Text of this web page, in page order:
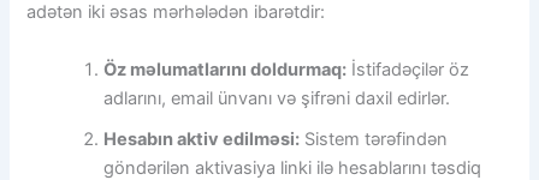
adətən iki əsas mərhələdən ibarətdir:
Öz məlumatlarını doldurmaq: İstifadəçilər öz
adlarını, email ünvanı və şifrəni daxil edirlər.
Hesabın aktiv edilməsi: Sistem tərəfindən
göndərilən aktivasiya linki ilə hesablarını təsdiq